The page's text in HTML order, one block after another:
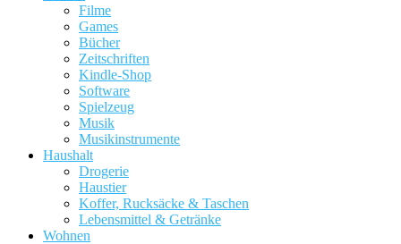
Filme
Games
Bücher
Zeitschriften
Kindle-Shop
Software
Spielzeug
Musik
Musikinstrumente
Haushalt
Drogerie
Haustier
Koffer, Rucksäcke & Taschen
Lebensmittel & Getränke
Wohnen